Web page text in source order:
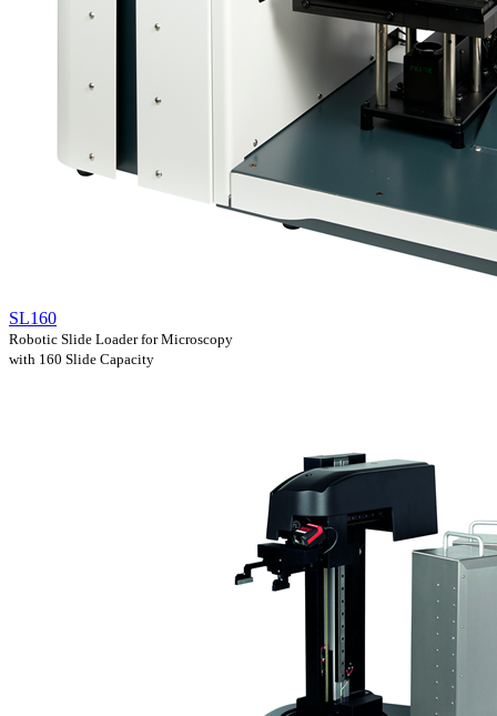
SL160
Robotic Slide Loader for Microscopy
with 160 Slide Capacity